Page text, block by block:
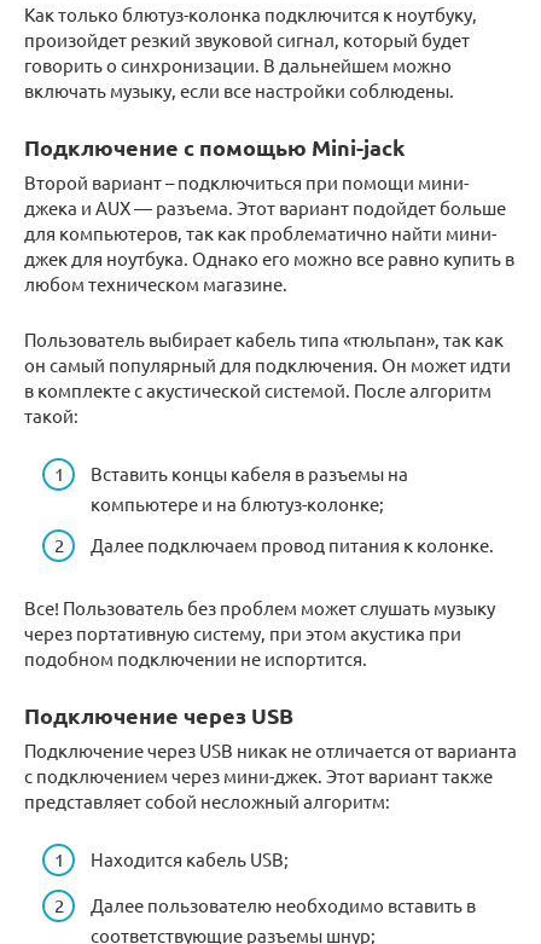
Как только блютуз-колонка подключится к ноутбуку,
произойдет резкий звуковой сигнал, который будет
говорить о синхронизации. В дальнейшем можно
включать музыку, если все настройки соблюдены.
Подключение с помощью Mini-jack
Второй вариант – подключиться при помощи мини-
джека и AUX — разъема. Этот вариант подойдет больше
для компьютеров, так как проблематично найти мини-
джек для ноутбука. Однако его можно все равно купить в
любом техническом магазине.
Пользователь выбирает кабель типа «тюльпан», так как
он самый популярный для подключения. Он может идти
в комплекте с акустической системой. После алгоритм
такой:
Вставить концы кабеля в разъемы на
компьютере и на блютуз-колонке;
Далее подключаем провод питания к колонке.
Все! Пользователь без проблем может слушать музыку
через портативную систему, при этом акустика при
подобном подключении не испортится.
Подключение через USB
Подключение через USB никак не отличается от варианта
с подключением через мини-джек. Этот вариант также
представляет собой несложный алгоритм:
Находится кабель USB;
Далее пользователю необходимо вставить в
соответствующие разъемы шнур;